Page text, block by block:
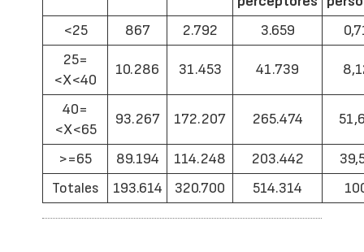
<25
867 2.792 3.659
25=
<X<40
10.286 31.453 41.739
40=
<X<65
93.267 172.207 265.474
>=65 89.194 114.248 203.442
Totales
193.614 320.700 514.314